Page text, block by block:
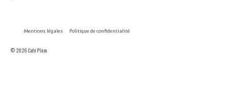
Mentions légales Politique de confidentialité
© 2026 Café Plùm